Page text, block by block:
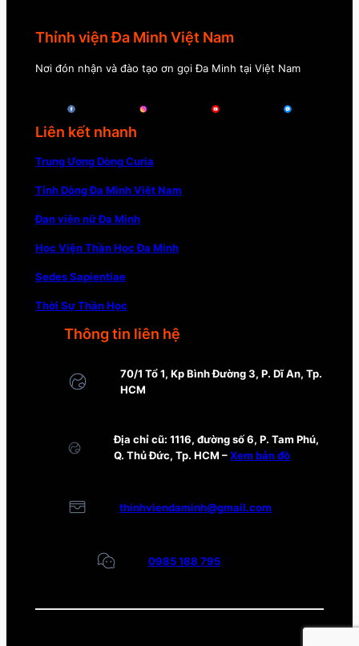
Thỉnh viện Đa Minh Việt Nam
Nơi đón nhận và đào tạo ơn gọi Đa Minh tại Việt Nam
Liên kết nhanh
Trung Ương Dòng Curia
Tỉnh Dòng Đa Minh Việt Nam
Đan viện nữ Đa Minh
Học Viện Thần Học Đa Minh
Sedes Sapientiae
Thời Sự Thần Học
Thông tin liên hệ
70/1 Tổ 1, Kp Bình Đường 3, P. Dĩ An, Tp.
HCM
Địa chỉ cũ: 1116, đường số 6, P. Tam Phú,
Q. Thủ Đức, Tp. HCM –Xem bản đồ
thinhviendaminh@gmail.com
0985 188 795